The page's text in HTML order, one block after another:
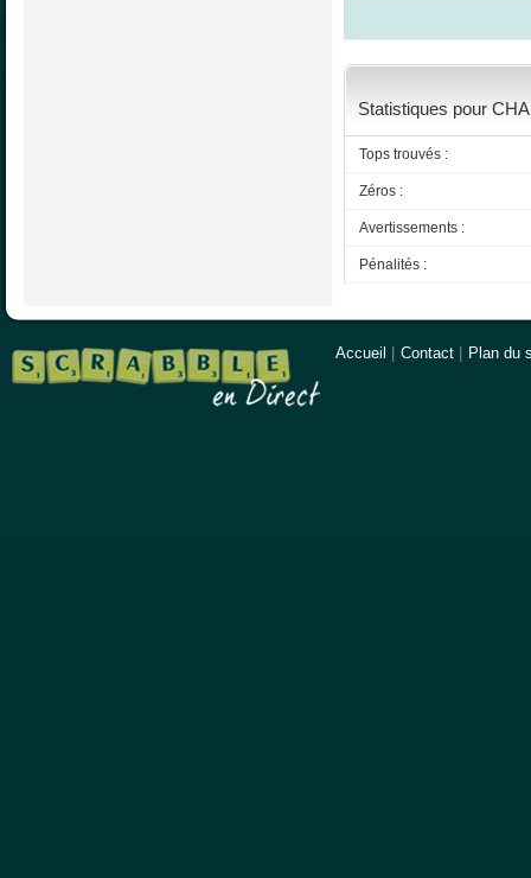
Statistiques pour
Tops trouvés :
Zéros :
Avertissements :
Pénalités :
Accueil Contact Plan du